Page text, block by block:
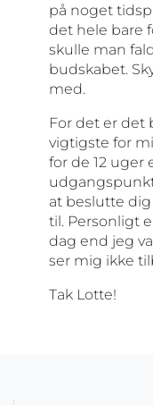
på noget
det hele bare
skulle man
budskabet.
med.
For det er det
vigtigste for
for de 12 uger
at beslutte
til. Personligt
dag end jeg
ser mig ikke
Tak Lotte!